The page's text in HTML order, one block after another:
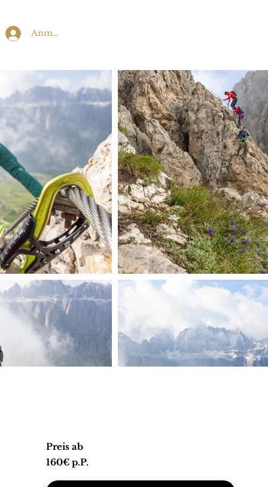
Anmelden
Preis ab
160€ p.P.